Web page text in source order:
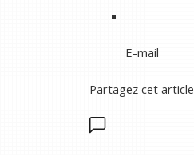
E-mail
Partagez cet article